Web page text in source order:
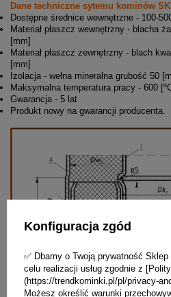
Dane techniczne sytemu kominów
Dostępne średnice wewnętrzne - 100-
Materiał płaszcz wewnętrzny - blacha
[mm]
Materiał płaszcz zewnętrzny - blach
[mm]
Izolacja - wełna mineralna grubość 50
Maksymalna temperatura pracy - 600
Gwarancja - 5 lat
Produkt nowy na gwarancji producenta.
Konfiguracja zgód
✅ Dbamy o Twoją prywatność
celu realizacji usług zgodnie z
(https://trendkominki.pl/pl/privacy-
Możesz określić warunki